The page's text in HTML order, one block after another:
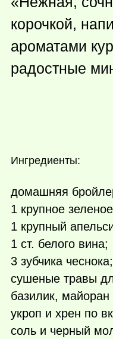
корочкой,
ароматами
радостные
Ингредиенты:
домашняя
1 крупное
1 крупный
1 ст. белого вина;
3 зубчика чеснока;
сушеные травы
базилик, майоран
укроп и хрен по
соль и черный